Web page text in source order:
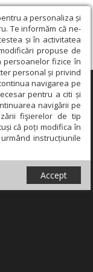
a personaliza și
Te informăm că ne-
și în activitatea
propuse de
persoanelor fizice în
personal și privind
navigarea pe
pentru a citi și
navigării pe
fişierelor de tip
că poți modifica în
instrucțiunile
Accept
×